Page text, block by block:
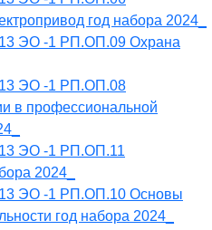
год набора 2024_
ЭО -1 РП.ОП.09 Охрана
ЭО -1 РП.ОП.08
в профессиональной
ЭО -1 РП.ОП.11
2024_
ЭО -1 РП.ОП.10 Основы
год набора 2024_